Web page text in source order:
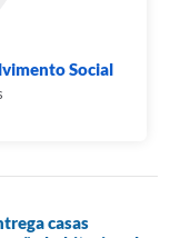
Social
casas